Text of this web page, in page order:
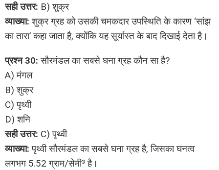
सही उत्तर: B) शुक्र
व्याख्या: शुक्र ग्रह को उसकी चमकदार उपस्थिति के कारण ‘सांझ
का तारा’ कहा जाता है, क्योंकि यह सूर्यास्त के बाद दिखाई देता है।
प्रश्न 30: सौरमंडल का सबसे घना ग्रह कौन सा है?
A) मंगल
B) शुक्र
C) पृथ्वी
D) शनि
सही उत्तर: C) पृथ्वी
व्याख्या: पृथ्वी सौरमंडल का सबसे घना ग्रह है, जिसका घनत्व
लगभग 5.52 ग्राम/सेमी³ है।